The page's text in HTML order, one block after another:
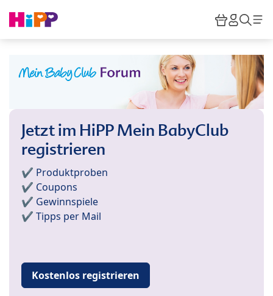
HiPP
Jetzt im HiPP Mein BabyClub
registrieren
✔️ Produktproben
✔️ Coupons
✔️ Gewinnspiele
✔️ Tipps per Mail
Kostenlos registrieren